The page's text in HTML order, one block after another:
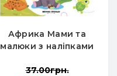
Африка Мами та
малюки з наліпками
37.00грн.